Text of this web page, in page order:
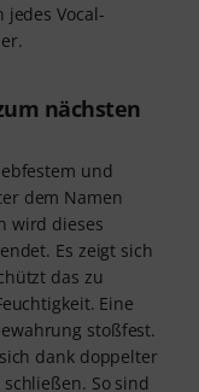
Vocal-
nächsten
und
dem Namen
wird dieses
Es zeigt sich
das zu
Eine
stoßfest.
dank doppelter
So sind